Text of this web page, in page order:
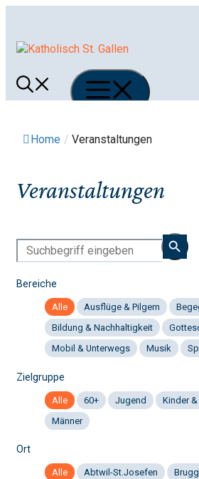
Inhalt
Menü
Home / Veranstaltungen
Veranstaltungen
Bereiche
Alle Ausflüge & Pilgern
Bildung & Nachhaltigkeit
Mobil & Unterwegs
Musik
Zielgruppe
Alle 60+ Jugend Kinder
Männer
Ort
Alle Abtwil-St.Josefen